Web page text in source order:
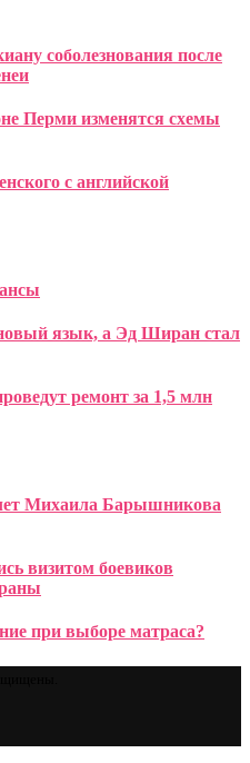
соболезнования после
Перми изменятся схемы
с английской
язык, а Эд Ширан стал
ремонт за 1,5 млн
Михаила Барышникова
визитом боевиков
при выборе матраса?